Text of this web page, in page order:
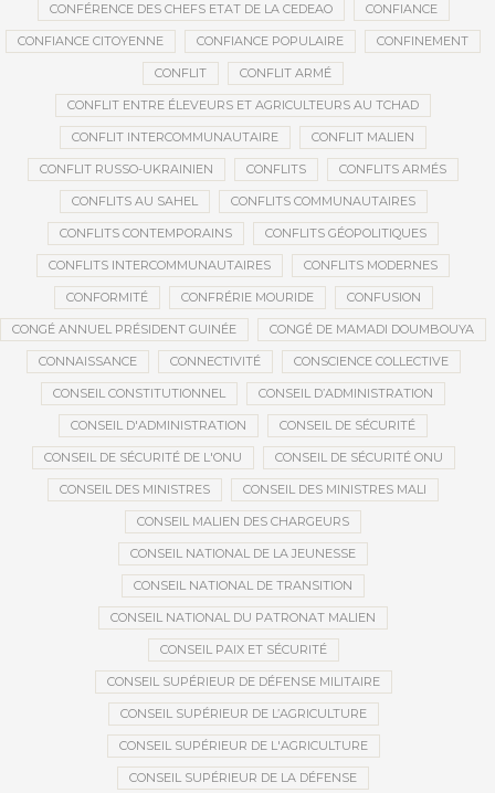
CONFÉRENCE DES CHEFS ETAT DE LA CEDEAO CONFIANCE
CONFIANCE CITOYENNE CONFIANCE POPULAIRE CONFINEMENT
CONFLIT CONFLIT ARMÉ
CONFLIT ENTRE ÉLEVEURS ET AGRICULTEURS AU TCHAD
CONFLIT INTERCOMMUNAUTAIRE CONFLIT MALIEN
CONFLIT RUSSO-UKRAINIEN CONFLITS CONFLITS ARMÉS
CONFLITS AU SAHEL CONFLITS COMMUNAUTAIRES
CONFLITS CONTEMPORAINS CONFLITS GÉOPOLITIQUES
CONFLITS INTERCOMMUNAUTAIRES CONFLITS MODERNES
CONFORMITÉ CONFRÉRIE MOURIDE CONFUSION
CONGÉ ANNUEL PRÉSIDENT GUINÉE CONGÉ DE MAMADI DOUMBOUYA
CONNAISSANCE CONNECTIVITÉ CONSCIENCE COLLECTIVE
CONSEIL CONSTITUTIONNEL CONSEIL D’ADMINISTRATION
CONSEIL D'ADMINISTRATION CONSEIL DE SÉCURITÉ
CONSEIL DE SÉCURITÉ DE L'ONU CONSEIL DE SÉCURITÉ ONU
CONSEIL DES MINISTRES CONSEIL DES MINISTRES MALI
CONSEIL MALIEN DES CHARGEURS
CONSEIL NATIONAL DE LA JEUNESSE
CONSEIL NATIONAL DE TRANSITION
CONSEIL NATIONAL DU PATRONAT MALIEN
CONSEIL PAIX ET SÉCURITÉ
CONSEIL SUPÉRIEUR DE DÉFENSE MILITAIRE
CONSEIL SUPÉRIEUR DE L’AGRICULTURE
CONSEIL SUPÉRIEUR DE L'AGRICULTURE
CONSEIL SUPÉRIEUR DE LA DÉFENSE